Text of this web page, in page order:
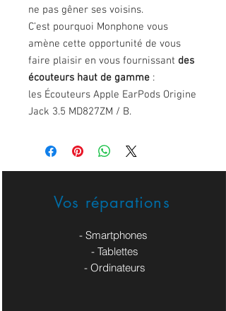
ne pas gêner ses voisins.
C’est pourquoi Monphone vous
amène cette opportunité de vous
faire plaisir en vous fournissant des
écouteurs haut de gamme :
les Écouteurs Apple EarPods Origine
Jack 3.5 MD827ZM / B.
Vos réparations
- Smartphones
- Tablettes
- Ordinateurs